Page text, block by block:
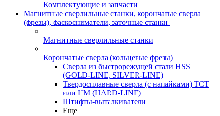
Комплектующие и запчасти
Магнитные сверлильные станки, корончатые сверла
(фрезы), фаскосниматели, заточные станки
Магнитные сверлильные станки
Корончатые сверла (кольцевые фрезы)
Сверла из быстрорежущей стали HSS
(GOLD-LINE, SILVER-LINE)
Твердосплавные сверла (с напайками) ТСТ
или HM (HARD-LINE)
Штифты-выталкиватели
Еще